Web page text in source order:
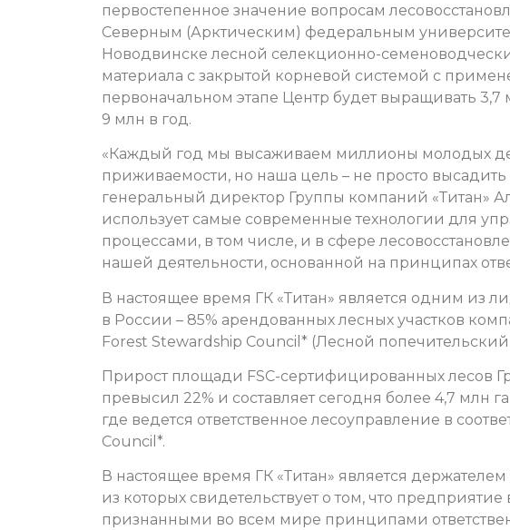
первостепенное значение вопросам
Северным (Арктическим) федеральным
Новодвинске лесной селекционно-
материала с закрытой корневой системой с
первоначальном этапе Центр будет выращивать
9 млн в год.
«Каждый год мы высаживаем миллионы молодых
приживаемости, но наша цель – не просто
генеральный директор Группы компаний «Титан»
использует самые современные технологии для
процессами, в том числе, и в сфере
нашей деятельности, основанной на принципах
В настоящее время ГК «Титан» является одним из
в России – 85% арендованных лесных участков
Forest Stewardship Council* (Лесной попечительский
Прирост площади FSC-сертифицированных лесов
превысил 22% и составляет сегодня более 4,7 млн
где ведется ответственное лесоуправление в
Council*.
В настоящее время ГК «Титан» является
из которых свидетельствует о том, что предприятие
признанными во всем мире принципами